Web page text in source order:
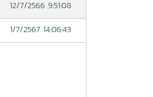
12/7/2566 9:51:08
1/7/2567 14:06:43